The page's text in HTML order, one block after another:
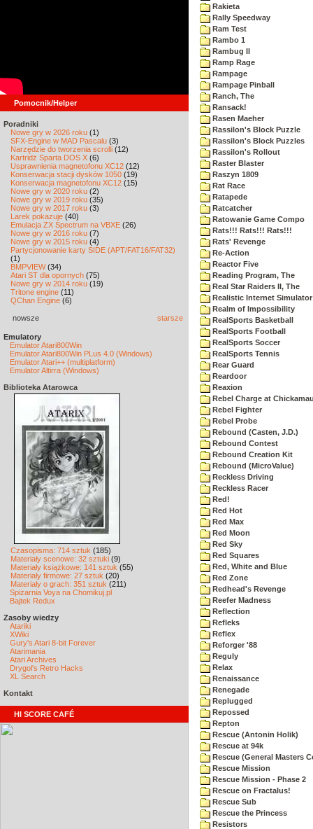
Pomocnik/Helper
Poradniki
Nowe gry w 2026 roku (1)
SFX-Engine w MAD Pascalu (3)
Narzędzie do tworzenia scrolli (12)
Kartridż Sparta DOS X (6)
Usprawnienia magnetofonu XC12 (12)
Konserwacja stacji dysków 1050 (19)
Konserwacja magnetofonu XC12 (15)
Nowe gry w 2020 roku (2)
Nowe gry w 2019 roku (35)
Nowe gry w 2017 roku (3)
Larek pokazuje (40)
Emulacja ZX Spectrum na VBXE (26)
Nowe gry w 2016 roku (7)
Nowe gry w 2015 roku (4)
Partycjonowanie karty SIDE (APT/FAT16/FAT32)
(1)
BMPVIEW(34)
Atari ST dla opornych (75)
Nowe gry w 2014 roku (19)
Tritone engine (11)
QChan Engine (6)
nowsze starsze
Emulatory
Emulator Atari800Win
Emulator Atari800Win PLus 4.0 (Windows)
Emulator Atari++ (multiplatform)
Emulator Altirra (Windows)
Biblioteka Atarowca
Czasopisma: 714 sztuk (185)
Materiały scenowe: 32 sztuki (9)
Materiały książkowe: 141 sztuk (55)
Materiały firmowe: 27 sztuk (20)
Materiały o grach: 351 sztuk (211)
Spiżarnia Voya na Chomikuj.pl
Bajtek Redux
Zasoby wiedzy
Atariki
XWiki
Gury's Atari 8-bit Forever
Atarimania
Atari Archives
Drygol's Retro Hacks
XL Search
Kontakt
HI SCORE CAFÉ
Rakieta
Rally Speedway
Ram Test
Rambo 1
Rambug II
Ramp Rage
Rampage
Rampage Pinball
Ranch, The
Ransack!
Rasen Maeher
Rassilon's Block Puzzle
Rassilon's Block Puzzles
Rassilon's Rollout
Raster Blaster
Raszyn 1809
Rat Race
Ratapede
Ratcatcher
Ratowanie Game Compo
Rats!!! Rats!!! Rats!!!
Rats' Revenge
Re-Action
Reactor Five
Reading Program, The
Real Star Raiders II, The
Realistic Internet Simulator
Realm of Impossibility
RealSports Basketball
RealSports Football
RealSports Soccer
RealSports Tennis
Rear Guard
Reardoor
Reaxion
Rebel Charge at
Rebel Fighter
Rebel Probe
Rebound (Casten, J.D.)
Rebound Contest
Rebound Creation Kit
Rebound (MicroValue)
Reckless Driving
Reckless Racer
Red!
Red Hot
Red Max
Red Moon
Red Sky
Red Squares
Red, White and Blue
Red Zone
Redhead's Revenge
Reefer Madness
Reflection
Refleks
Reflex
Reforger '88
Reguly
Relax
Renaissance
Renegade
Replugged
Repossed
Repton
Rescue (Antonin Holik)
Rescue at 94k
Rescue (General Masters
Rescue Mission
Rescue Mission - Phase 2
Rescue on Fractalus!
Rescue Sub
Rescue the Princess
Resistors